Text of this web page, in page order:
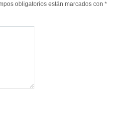
obligatorios están marcados con *